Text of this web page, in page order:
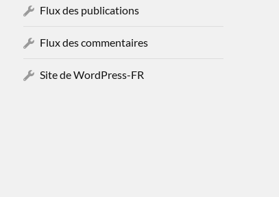
Flux des publications
Flux des commentaires
Site de WordPress-FR